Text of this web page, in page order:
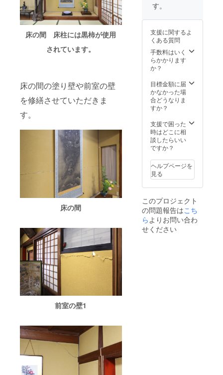
床の間 床柱には黒柿が使用
されています。
床の間の塗り壁や前室の壁
を修繕させていただきま
す。
床の間
前室の壁1
掲載期
2024年
9月15日
から1年
間掲載
文字の
み
す。 ＊
加は可
能です
がご相
談下さ
する場
合は、
当日別
円/人い
ただき
ます）
＊宇喜
の交通
費、宿
泊費は
支援者
負担で
お願い
致しま
す。 ■
ご支援
ン
円、
20,000
円、
50,000
円、
500,000
円のリ
内容に
なりま
す。
酒を堪
会 に16
名様ご
招待。
＊開催
11月29
日
（金）
～ 古
町芸妓
の踊り
鑑賞
～ お
食事
18：30
～20：
喜世の
大広間
で古町
芸妓の
日本舞
す。
支援に関するよ
くある質問
手数料はいく
らかかります
か？
目標金額に届
かなかった場
合どうなりま
すか？
支援で困った
時はどこに相
談したらいい
ですか？
ヘルプページを
見る
このプロジェクト
の問題報告はこち
らよりお問い合わ
せください